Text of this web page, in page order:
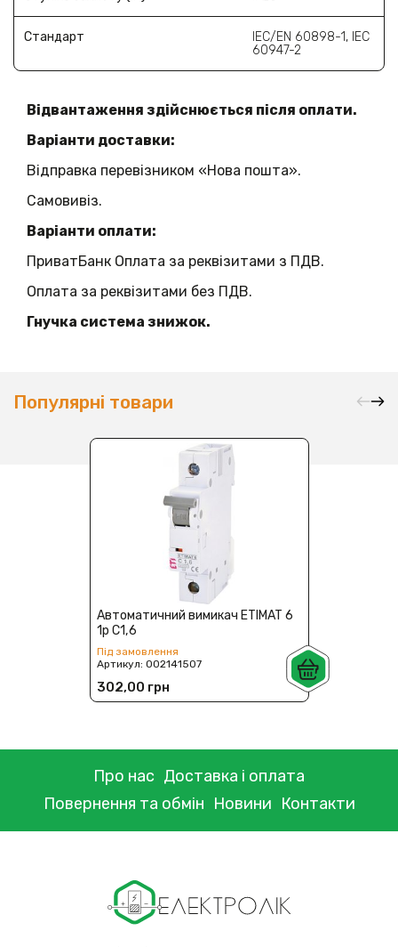
Стандарт
IEC/EN 60898-1, IEC
60947-2
Відвантаження здійснюється після оплати.
Варіанти доставки:
Відправка перевізником «Нова пошта».
Самовивіз.
Варіанти оплати:
ПриватБанк Оплата за реквізитами з ПДВ.
Оплата за реквізитами без ПДВ.
Гнучка система знижок.
Популярні товари
Автоматичний вимикач ETIMAT 6
1p C1,6
Під замовлення
Артикул:002141507
302,00 грн
Про нас Доставка і оплата
Повернення та обмін Новини Контакти